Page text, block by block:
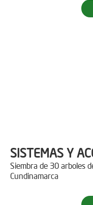
SISTEMAS Y
Siembra de 30 arboles
Cundinamarca